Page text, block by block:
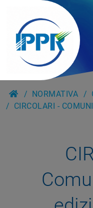
NORMATIVA
CIRCOLARI -